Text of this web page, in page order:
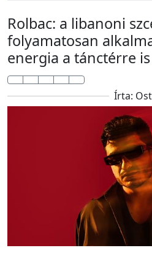
Rolbac: a libanoni
folyamatosan
energia a tánctérre
Írta: